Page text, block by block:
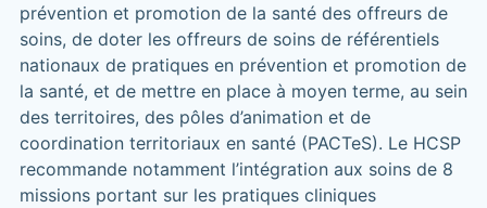
prévention et promotion de la santé des offreurs de
soins, de doter les offreurs de soins de référentiels
nationaux de pratiques en prévention et promotion de
la santé, et de mettre en place à moyen terme, au sein
des territoires, des pôles d’animation et de
coordination territoriaux en santé (PACTeS). Le HCSP
recommande notamment l’intégration aux soins de 8
missions portant sur les pratiques cliniques